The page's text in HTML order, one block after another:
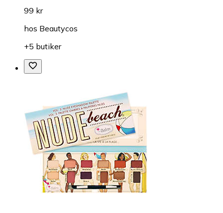
99 kr
hos Beautycos
+5 butiker